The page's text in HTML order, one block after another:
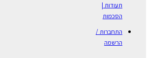
תעודות |
הסכמות
התחברות /
הרשמה